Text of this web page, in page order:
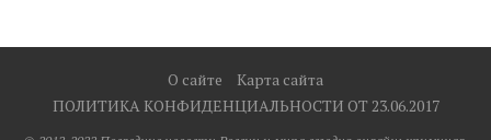
О сайте
Карта сайта
ПОЛИТИКА КОНФИДЕНЦИАЛЬНОСТИ ОТ 23.06.2017